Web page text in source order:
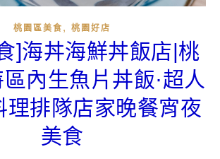
桃園區美食 , 桃園好店
]海丼海鮮丼飯店|桃
內生魚片丼飯·超人
理排隊店家晚餐宵夜
美食